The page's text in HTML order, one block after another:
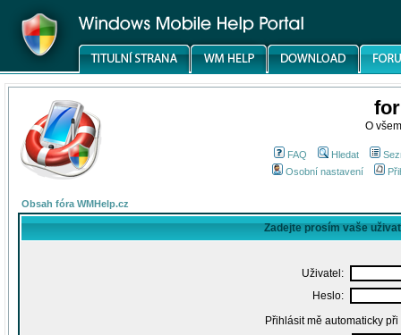
O
FAQ Hledat
Osobní nastavení
Obsah fóra WMHelp.cz
Zadejte prosím vaše
Uživatel:
Heslo:
Přihlásit mě automaticky